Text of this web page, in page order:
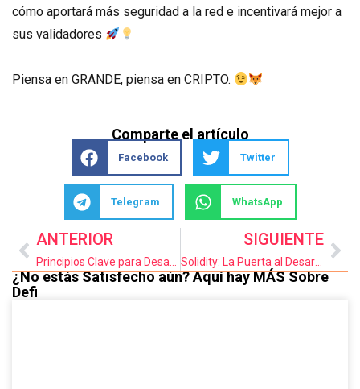
cómo aportará más seguridad a la red e incentivará mejor a
sus validadores
Piensa en GRANDE, piensa en CRIPTO.
Comparte el artículo
Facebook Twitter
Telegram WhatsApp
ANTERIOR SIGUIENTE
Solidity: La Puerta al Desarrollo de Contratos Inteligentes (Conceptos Básicos)
¿No estás Satisfecho aún? Aquí hay MÁS Sobre
Defi